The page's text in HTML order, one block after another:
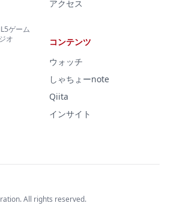
ゲーム
オ
アクセス
コンテンツ
ウォッチ
しゃちょーnote
Qiita
インサイト
All rights reserved.